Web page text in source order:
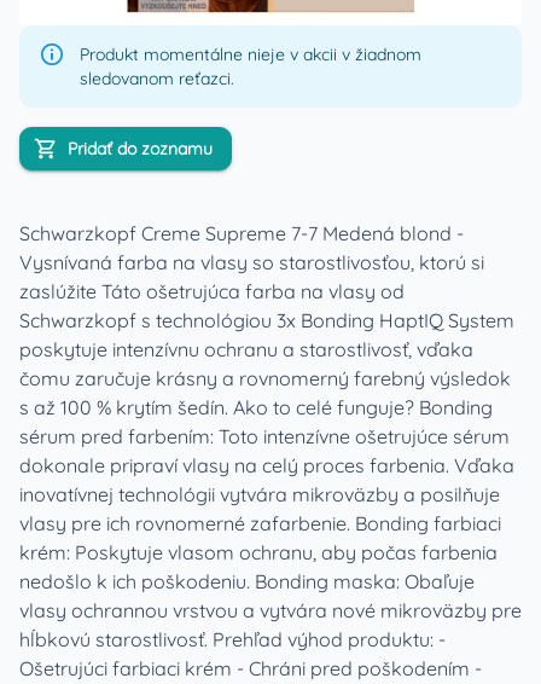
Produkt momentálne nieje v akcii v žiadnom
sledovanom reťazci.
Pridať do zoznamu
Schwarzkopf Creme Supreme 7-7 Medená blond -
Vysnívaná farba na vlasy so starostlivosťou, ktorú si
zaslúžite Táto ošetrujúca farba na vlasy od
Schwarzkopf s technológiou 3x Bonding HaptIQ System
poskytuje intenzívnu ochranu a starostlivosť, vďaka
čomu zaručuje krásny a rovnomerný farebný výsledok
s až 100 % krytím šedín. Ako to celé funguje? Bonding
sérum pred farbením: Toto intenzívne ošetrujúce sérum
dokonale pripraví vlasy na celý proces farbenia. Vďaka
inovatívnej technológii vytvára mikroväzby a posilňuje
vlasy pre ich rovnomerné zafarbenie. Bonding farbiaci
krém: Poskytuje vlasom ochranu, aby počas farbenia
nedošlo k ich poškodeniu. Bonding maska: Obaľuje
vlasy ochrannou vrstvou a vytvára nové mikroväzby pre
hĺbkovú starostlivosť. Prehľad výhod produktu: -
Ošetrujúci farbiaci krém - Chráni pred poškodením -